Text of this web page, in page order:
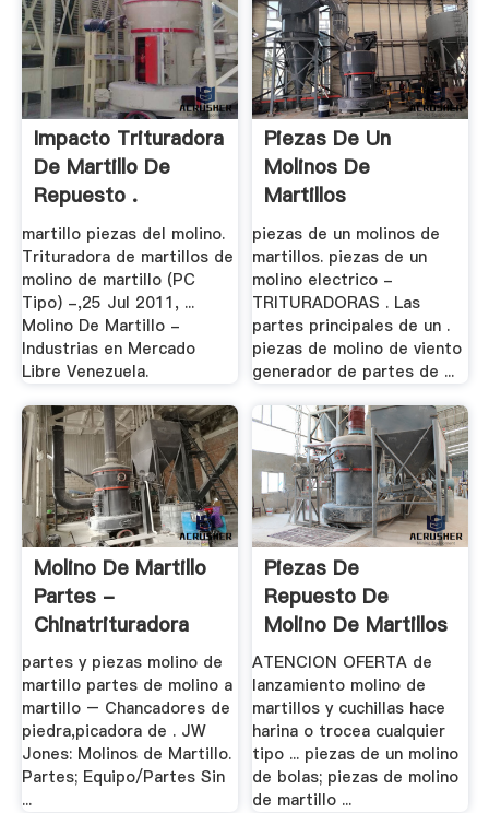
Impacto Trituradora
De Martillo De
Repuesto .
martillo piezas del molino.
Trituradora de martillos de
molino de martillo (PC
Tipo) -,25 Jul 2011, ...
Molino De Martillo -
Industrias en Mercado
Libre Venezuela.
Piezas De Un
Molinos De
Martillos
piezas de un molinos de
martillos. piezas de un
molino electrico -
TRITURADORAS . Las
partes principales de un .
piezas de molino de viento
generador de partes de ...
Molino De Martillo
Partes -
Chinatrituradora
partes y piezas molino de
martillo partes de molino a
martillo – Chancadores de
piedra,picadora de . JW
Jones: Molinos de Martillo.
Partes; Equipo/Partes Sin
...
Piezas De
Repuesto De
Molino De Martillos
- .
ATENCION OFERTA de
lanzamiento molino de
martillos y cuchillas hace
harina o trocea cualquier
tipo ... piezas de un molino
de bolas; piezas de molino
de martillo ...